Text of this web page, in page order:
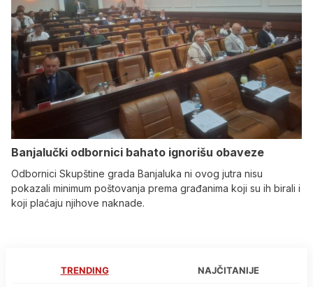
Banjalučki odbornici bahato ignorišu obaveze
Odbornici Skupštine grada Banjaluka ni ovog jutra nisu
pokazali minimum poštovanja prema građanima koji su ih birali i
koji plaćaju njihove naknade.
TRENDING NAJČITANIJE